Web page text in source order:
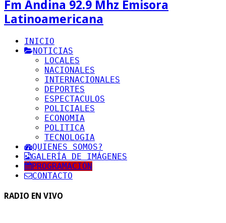
Fm Andina 92.9 Mhz Emisora
Latinoamericana
INICIO
NOTICIAS
LOCALES
NACIONALES
INTERNACIONALES
DEPORTES
ESPECTACULOS
POLICIALES
ECONOMIA
POLITICA
TECNOLOGIA
QUIENES SOMOS?
GALERÍA DE IMÁGENES
PROGRAMACIÓN
CONTACTO
RADIO EN VIVO